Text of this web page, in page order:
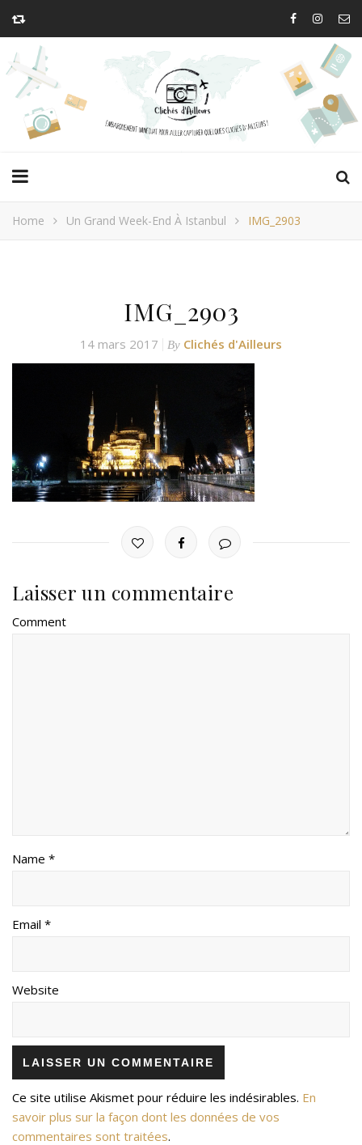
Home Un Grand Week-End À Istanbul IMG_2903
IMG_2903
14 mars 2017 By Clichés d'Ailleurs
Laisser un commentaire
Comment
Name *
Email *
Website
Ce site utilise Akismet pour réduire les indésirables. En
savoir plus sur la façon dont les données de vos
commentaires sont traitées.